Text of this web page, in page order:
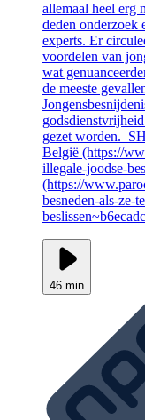
allemaal heel erg
deden onderzoek
experts. Er
voordelen van
wat
de meeste
gezet worden.
België (https://
illegale-joodse-
(https://
besneden-als-ze-
46 min